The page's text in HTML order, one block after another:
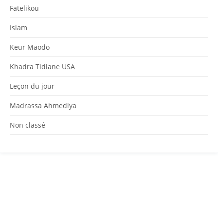
Fatelikou
Islam
Keur Maodo
Khadra Tidiane USA
Leçon du jour
Madrassa Ahmediya
Non classé